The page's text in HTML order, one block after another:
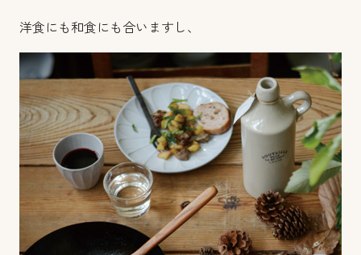
洋食にも和食にも合いますし、